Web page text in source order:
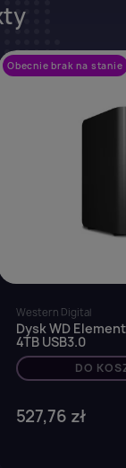
Obecnie brak na stanie
Western Digital
Dysk WD
4TB USB3.0
DO
527,76 zł